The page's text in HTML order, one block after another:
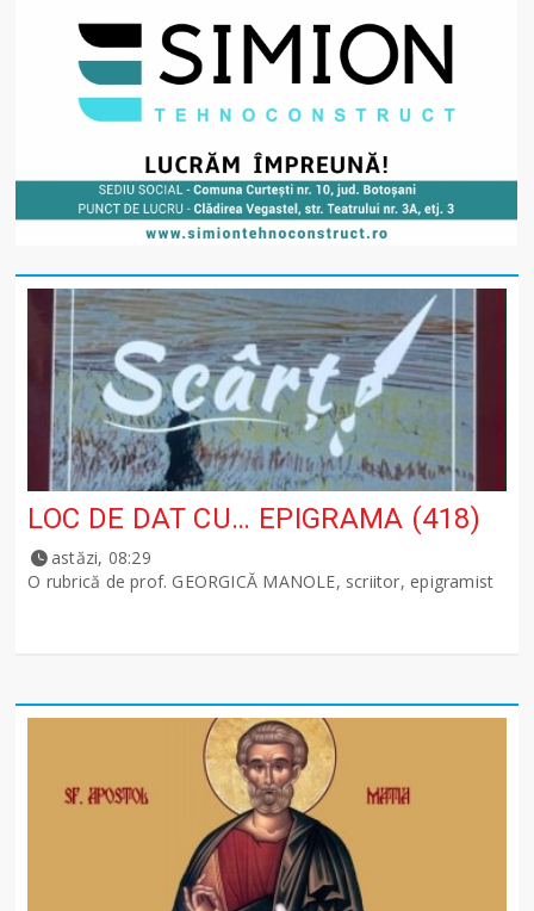
LOC DE DAT CU… EPIGRAMA (418)
astăzi, 08:29
O rubrică de prof. GEORGICĂ MANOLE, scriitor, epigramist